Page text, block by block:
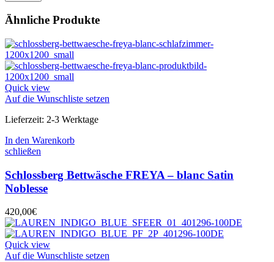
Ähnliche Produkte
Quick view
Auf die Wunschliste setzen
Lieferzeit: 2-3 Werktage
In den Warenkorb
schließen
Schlossberg Bettwäsche FREYA – blanc Satin
Noblesse
420,00€
Quick view
Auf die Wunschliste setzen